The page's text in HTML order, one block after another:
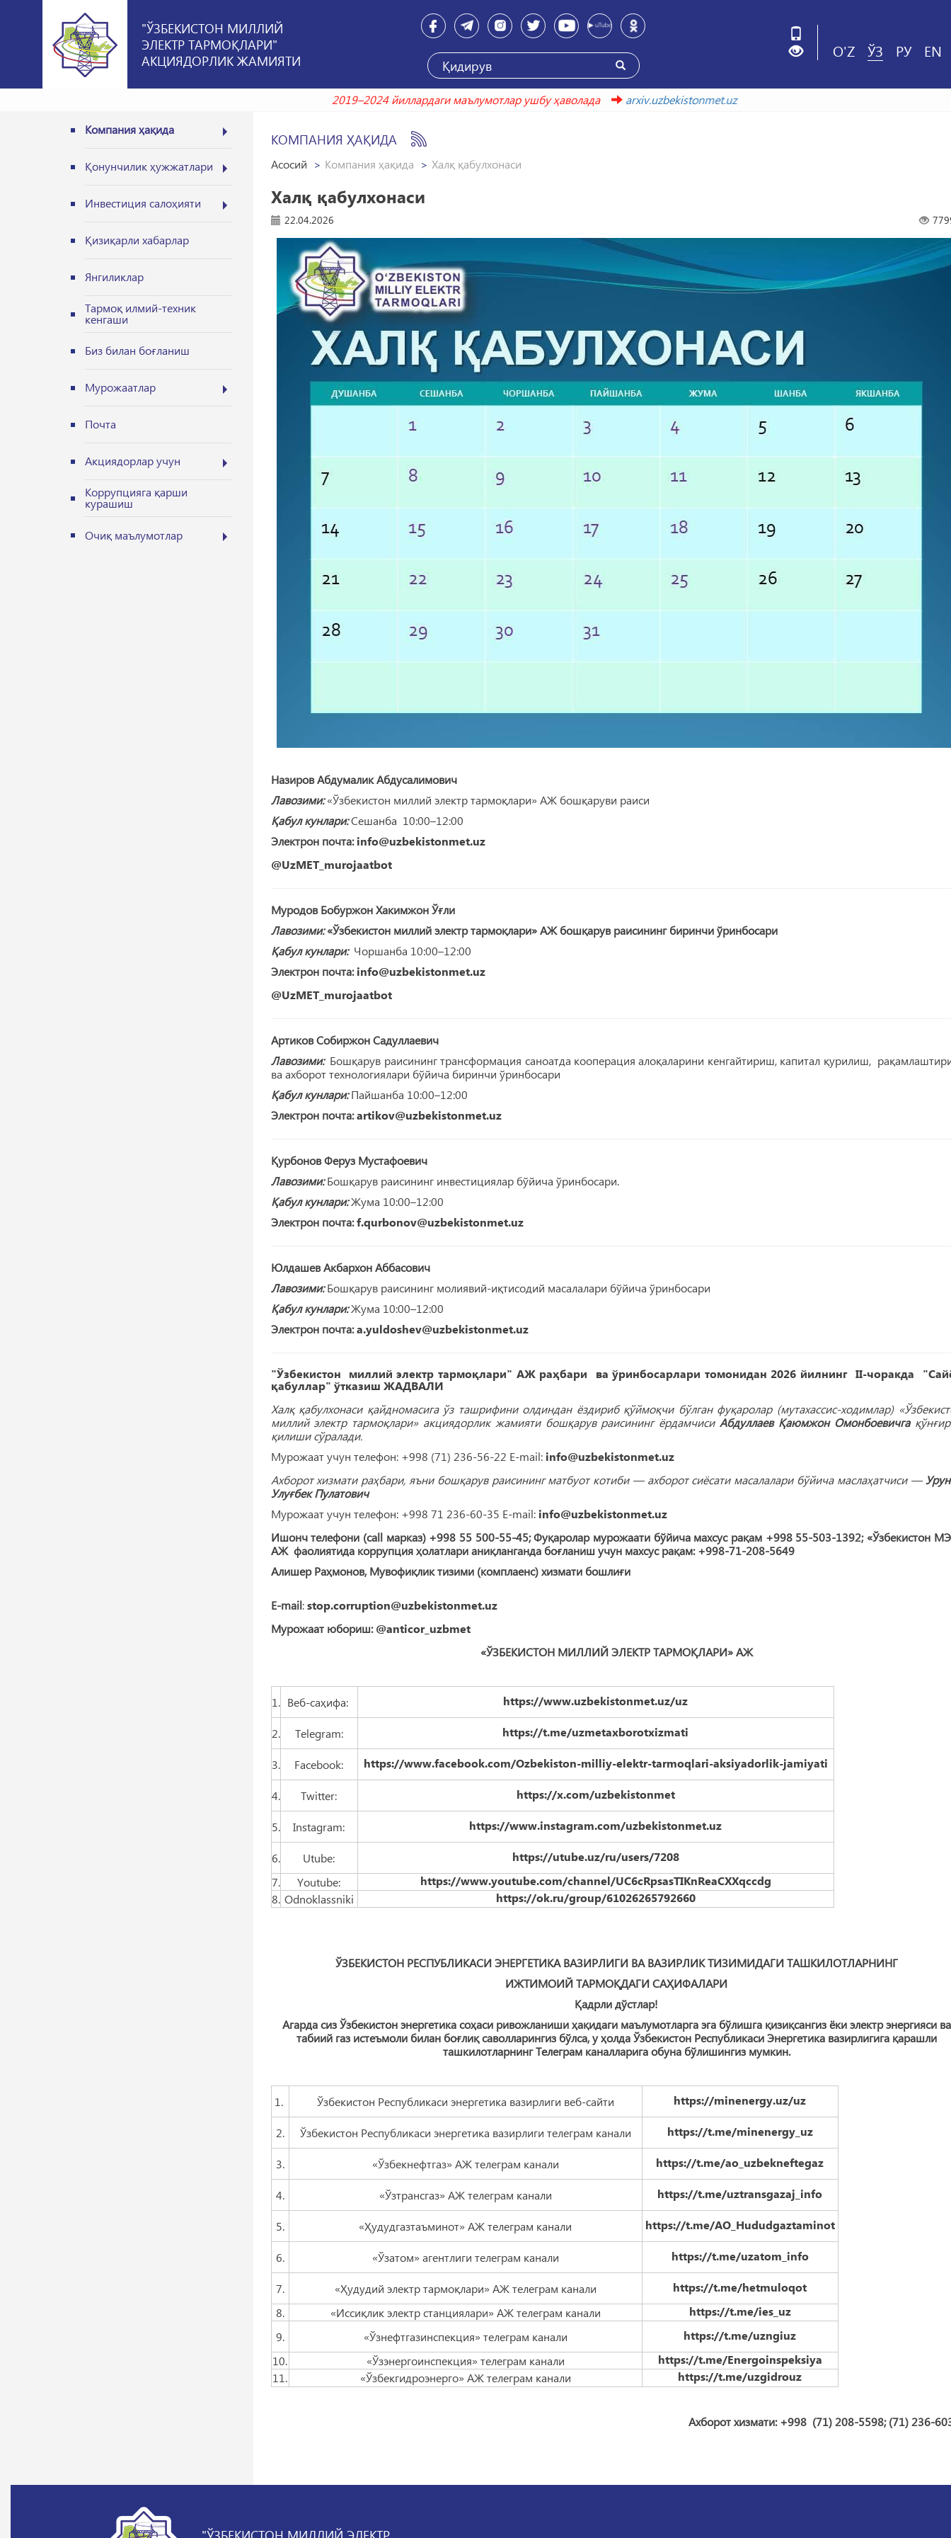
"ЎЗБЕКИСТОН МИЛЛИЙ
ЭЛЕКТР ТАРМОҚЛАРИ"
АКЦИЯДОРЛИК ЖАМИЯТИ
O'Z ЎЗ РУ EN
2019–2024 йиллардаги маълумотлар ушбу ҳаволада
arxiv.uzbekistonmet.uz
Компания ҳақида
Қонунчилик ҳужжатлари
Инвестиция салоҳияти
Қизиқарли хабарлар
Янгиликлар
Тармоқ илмий-техник
кенгаши
Биз билан боғланиш
Мурожаатлар
Почта
Акциядорлар учун
Коррупцияга қарши
курашиш
Очиқ маълумотлар
КОМПАНИЯ ҲАҚИДА
Асосий Компания ҳақида Халқ қабулхонаси
Халқ қабулхонаси
22.04.2026
Назиров Абдумалик Абдусалимович
Лавозими:«Ўзбекистон миллий электр тармоқлари» АЖ бошқаруви раиси
Қабул кунлари:Сешанба 10:00–12:00
Электрон почта:info@uzbekistonmet.uz
@UzMET_murojaatbot
Муродов Бобуржон Хакимжон Ўғли
Лавозими:«Ўзбекистон миллий электр тармоқлари» АЖ бошқарув раисининг биринчи ўринбосари
Қабул кунлари: Чоршанба 10:00–12:00
Электрон почта:info@uzbekistonmet.uz
@UzMET_murojaatbot
Артиков Собиржон Садуллаевич
Лавозими: Бошқарув раисининг трансформация саноатда кооперация алоқаларини кенгайтириш, капитал қурилиш,
ва ахборот технологиялари бўйича биринчи ўринбосари
Қабул кунлари:Пайшанба 10:00–12:00
Электрон почта:artikov@uzbekistonmet.uz
Қурбонов Феруз Мустафоевич
Лавозими:Бошқарув раисининг инвестициялар бўйича ўринбосари.
Қабул кунлари:Жума 10:00–12:00
Электрон почта:f.qurbonov@uzbekistonmet.uz
Юлдашев Акбархон Аббасович
Лавозими: Бошқарув раисининг молиявий-иқтисодий масалалари бўйича ўринбосари
Қабул кунлари: Жума 10:00–12:00
Электрон почта: a.yuldoshev@uzbekistonmet.uz
"Ўзбекистон миллий электр тармоқлари" АЖ раҳбари ва ўринбосарлари томонидан 2026 йилнинг II-чоракда
қабуллар" ўтказиш ЖАДВАЛИ
Халқ қабулхонаси қайдномасига ўз ташрифини олдиндан ёздириб қўймоқчи бўлган фуқаролар (мутахассис-ходимлар)
миллий электр тармоқлари» акциядорлик жамияти бошқарув раисининг ёрдамчисиАбдуллаев Қаюмжон Омонбоевичга
қилиши сўралади.
Мурожаат учун телефон: +998 (71) 236-56-22 E-mail: info@uzbekistonmet.uz
Ахборот хизмати раҳбари, яъни бошқарув раисининг матбуот котиби ― ахборот сиёсати масалалари бўйича маслаҳатчиси ―
Улуғбек Пулатович
Мурожаат учун телефон: +998 71 236-60-35 E-mail: info@uzbekistonmet.uz
Ишонч телефони (call марказ) +998 55 500-55-45; Фуқаролар мурожаати бўйича махсус рақам +998 55-503-1392; «Ўзбекистон
АЖ фаолиятида коррупция ҳолатлари аниқланганда боғланиш учун махсус рақам: +998-71-208-5649
Алишер Раҳмонов, Мувофиқлик тизими (комплаенс) хизмати бошлиғи
E-mail:stop.corruption@uzbekistonmet.uz
Мурожаат юбориш:@anticor_uzbmet
«ЎЗБЕКИСТОН МИЛЛИЙ ЭЛЕКТР ТАРМОҚЛАРИ» АЖ
1. Веб-саҳифа: https://www.uzbekistonmet.uz/uz
2. Telegram: https://t.me/uzmetaxborotxizmati
3. Facebook: https://www.facebook.com/Ozbekiston-milliy-elektr-tarmoqlari-aksiyadorlik-jamiyati
4. Twitter: https://x.com/uzbekistonmet
5. Instagram: https://www.instagram.com/uzbekistonmet.uz
6. Utube:
https://utube.uz/ru/users/7208
7.
Youtube:
https://www.youtube.com/channel/UC6cRpsasTIKnReaCXXqccdg
8. Odnoklassniki https://ok.ru/group/61026265792660
ЎЗБЕКИСТОН РЕСПУБЛИКАСИ ЭНЕРГЕТИКА ВАЗИРЛИГИ ВА ВАЗИРЛИК ТИЗИМИДАГИ ТАШКИЛОТЛАРНИНГ
ИЖТИМОИЙ ТАРМОҚДАГИ САҲИФАЛАРИ
Қадрли дўстлар!
Агарда сиз Ўзбекистон энергетика соҳаси ривожланиши ҳақидаги маълумотларга эга бўлишга қизиқсангиз ёки электр энергияси ва
табиий газ истеъмоли билан боғлиқ саволларингиз бўлса, у ҳолда Ўзбекистон Республикаси Энергетика вазирлигига қарашли
ташкилотларнинг Телеграм каналларига обуна бўлишингиз мумкин.
1. Ўзбекистон Республикаси энергетика вазирлиги веб-сайти https://minenergy.uz/uz
2. Ўзбекистон Республикаси энергетика вазирлиги телеграм канали https://t.me/minenergy_uz
3. «Ўзбекнефтгаз» АЖ телеграм канали https://t.me/ao_uzbekneftegaz
4. «Ўзтрансгаз» АЖ телеграм канали https://t.me/uztransgazaj_info
5. «Ҳудудгазтаъминот» АЖ телеграм канали https://t.me/AO_Hududgaztaminot
6. «Ўзатом» агентлиги телеграм канали https://t.me/uzatom_info
7. «Ҳудудий электр тармоқлари» АЖ телеграм канали
https://t.me/hetmuloqot
8.
«Иссиқлик электр станциялари» АЖ телеграм канали
https://t.me/ies_uz
9.
«Ўзнефтгазинспекция» телеграм канали
https://t.me/uzngiuz
10.
«Ўзэнергоинспекция» телеграм канали
https://t.me/Energoinspeksiya
11.
«Ўзбекгидроэнерго» АЖ телеграм канали https://t.me/uzgidrouz
Ахборот хизмати: +998 (71) 208-5598; (71)236-
"ЎЗБЕКИСТОН МИЛЛИЙ ЭЛЕКТР